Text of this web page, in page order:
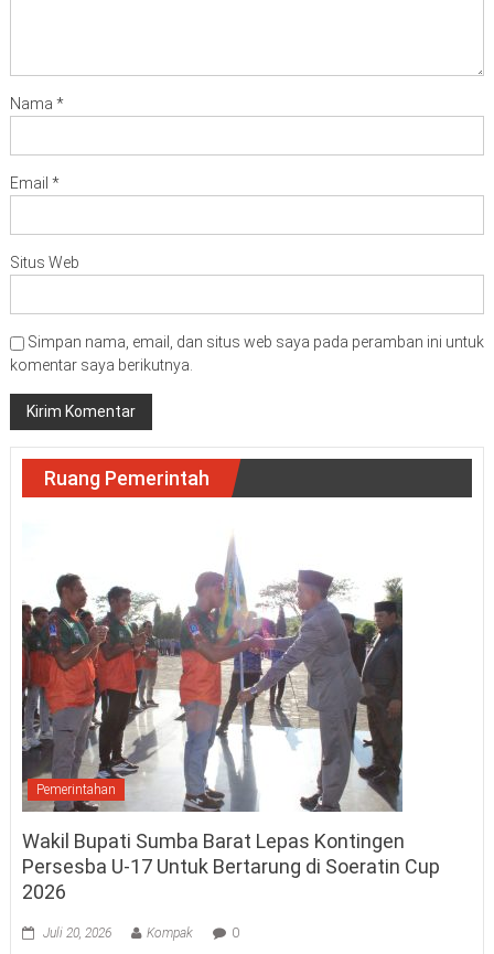
Nama *
Email *
Situs Web
Simpan nama, email, dan situs web saya pada peramban ini untuk
komentar saya berikutnya.
Ruang Pemerintah
Pemerintahan
Wakil Bupati Sumba Barat Lepas Kontingen
Persesba U-17 Untuk Bertarung di Soeratin Cup
2026
Juli 20, 2026 Kompak 0